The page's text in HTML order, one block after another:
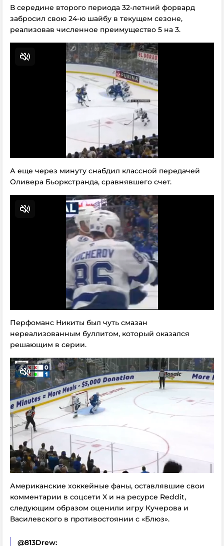
В середине второго периода 32-летний форвард
забросил свою 24-ю шайбу в текущем сезоне,
реализовав численное преимущество 5 на 3.
А еще через минуту снабдил классной передачей
Оливера Бьоркстранда, сравнявшего счет.
Перфоманс Никиты был чуть смазан
нереализованным буллитом, который оказался
решающим в серии.
Американские хоккейные фаны, оставлявшие свои
комментарии в соцсети X и на ресурсе Reddit,
следующим образом оценили игру Кучерова и
Василевского в противостоянии с «Блюз».
@813Drew: